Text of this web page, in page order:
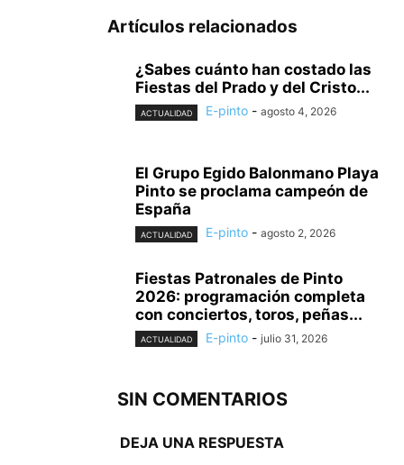
Artículos relacionados
¿Sabes cuánto han costado las
Fiestas del Prado y del Cristo...
ACTUALIDAD E-pinto - agosto 4, 2026
El Grupo Egido Balonmano Playa
Pinto se proclama campeón de
España
ACTUALIDAD E-pinto - agosto 2, 2026
Fiestas Patronales de Pinto
2026: programación completa
con conciertos, toros, peñas...
ACTUALIDAD E-pinto - julio 31, 2026
SIN COMENTARIOS
DEJA UNA RESPUESTA